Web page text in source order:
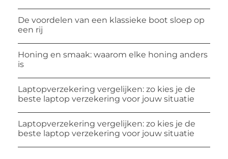
De voordelen van een klassieke boot sloep op
een rij
Honing en smaak: waarom elke honing anders
is
Laptopverzekering vergelijken: zo kies je de
beste laptop verzekering voor jouw situatie
Laptopverzekering vergelijken: zo kies je de
beste laptop verzekering voor jouw situatie